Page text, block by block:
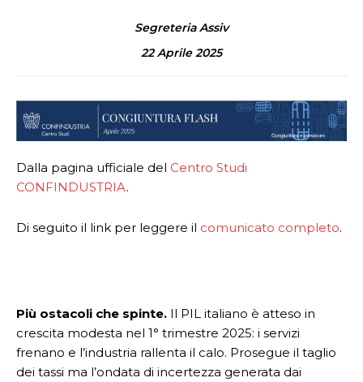
Segreteria Assiv
22 Aprile 2025
Dalla pagina ufficiale del Centro Studi
CONFINDUSTRIA.
Di seguito il link per leggere il comunicato completo.
Più ostacoli che spinte. Il PIL italiano è atteso in
crescita modesta nel 1° trimestre 2025: i servizi
frenano e l’industria rallenta il calo. Prosegue il taglio
dei tassi ma l’ondata di incertezza generata dai